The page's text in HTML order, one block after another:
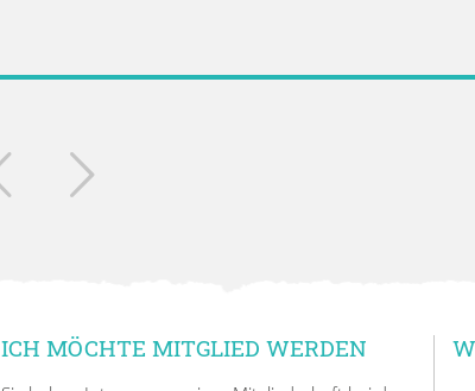
ICH MÖCHTE MITGLIED WERDEN